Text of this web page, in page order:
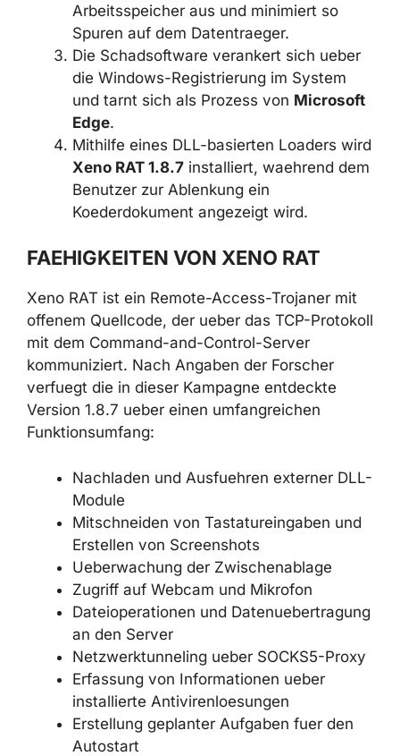
Arbeitsspeicher aus und minimiert so
Spuren auf dem Datentraeger.
Die Schadsoftware verankert sich
ueber die Windows-Registrierung im
System und tarnt sich als Prozess von
Microsoft Edge
Mithilfe eines DLL-basierten Loaders
wirdXeno RAT 1.8.7installiert,
waehrend dem Benutzer zur Ablenkung
ein Koederdokument angezeigt wird.
FAEHIGKEITEN VON XENO RAT
Xeno RAT ist ein Remote-Access-Trojaner mit
offenem Quellcode, der ueber das TCP-
Protokoll mit dem Command-and-Control-
Server kommuniziert. Nach Angaben der
Forscher verfuegt die in dieser Kampagne
entdeckte Version 1.8.7 ueber einen
umfangreichen Funktionsumfang:
Nachladen und Ausfuehren externer
DLL-Module
Mitschneiden von Tastatureingaben
und Erstellen von Screenshots
Ueberwachung der Zwischenablage
Zugriff auf Webcam und Mikrofon
Dateioperationen und
Datenuebertragung an den Server
Netzwerktunneling ueber SOCKS5-
Proxy
Erfassung von Informationen ueber
installierte Antivirenloesungen
Erstellung geplanter Aufgaben fuer den